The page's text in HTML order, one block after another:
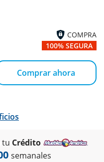
COMPRA
100% SEGURA
Comprar ahora
tu Crédito
semanales